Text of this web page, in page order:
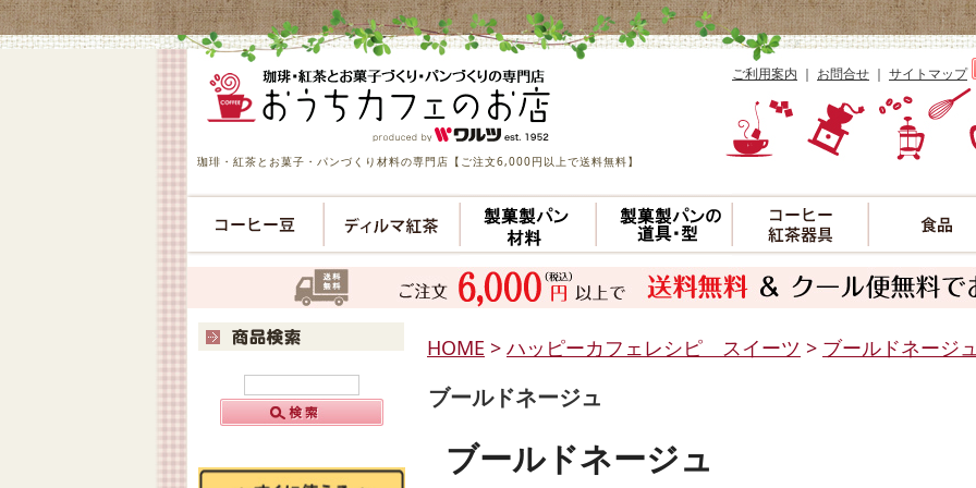
珈琲・紅茶とお菓子・パンづくり材料の専門店【ご注文6,000円以上で送料無料】
ご利用案内 ｜ お問合せ ｜ サイトマップ
HOME > ハッピーカフェレシピ スイーツ > ブールドネージ
ブールドネージュ
ブールドネージュ